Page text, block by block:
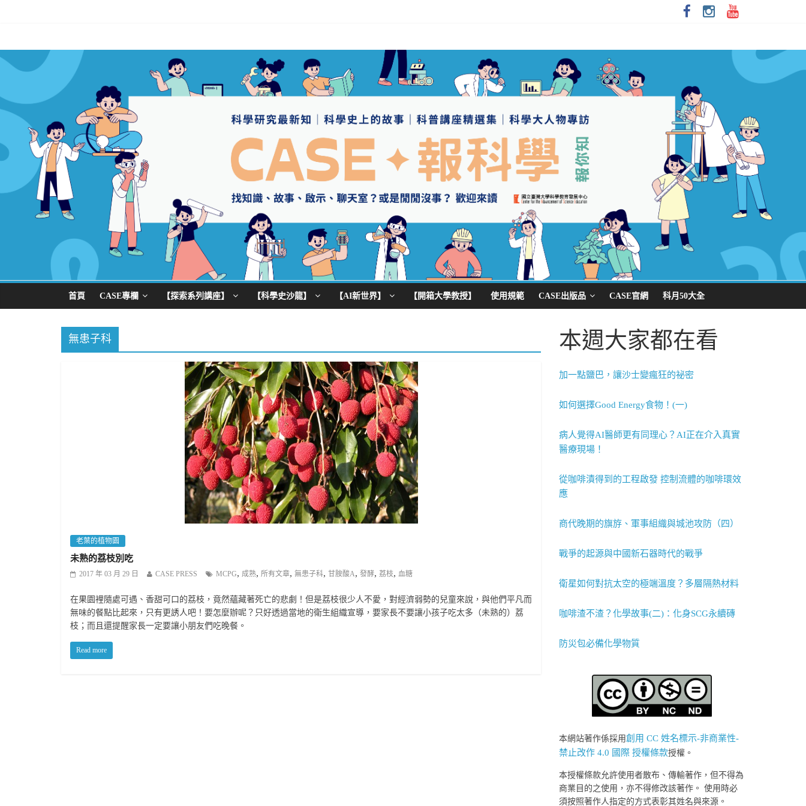
首頁 CASE專欄 【探索系列講座】 【科學史沙龍】 【AI新世界】 【開箱大學教授】 使用規範 CASE出版品 CASE官網 科月50大全
無患子科
老葉的植物園
未熟的荔枝別吃
2017 年 03 月 29 日 CASE PRESS MCPG, 成熟, 所有文章, 無患子科, 甘胺酸A, 發酵, 荔枝, 血糖
在果園裡隨處可遇、香甜可口的荔枝，竟然蘊藏著死亡的悲劇！但是荔枝很少人不愛，對經濟弱勢的兒童來說，與他們平凡而
無味的餐點比起來，只有更誘人吧！要怎麼辦呢？只好透過當地的衛生組織宣導，要家長不要讓小孩子吃太多（未熟的）荔
枝；而且還提醒家長一定要讓小朋友們吃晚餐。
Read more
本週大家都在看
加一點鹽巴，讓沙士變瘋狂的祕密
如何選擇Good Energy食物！(一)
病人覺得AI醫師更有同理心？AI正在介入真實
醫療現場！
從咖啡漬得到的工程啟發 控制流體的咖啡環效
應
商代晚期的旗斿、軍事組織與城池攻防（四）
戰爭的起源與中國新石器時代的戰爭
衛星如何對抗太空的極端溫度？多層隔熱材料
咖啡渣不渣？化學故事(二)：化身SCG永續磚
防災包必備化學物質
本網站著作係採用創用 CC 姓名標示-非商業性-
禁止改作 4.0 國際 授權條款授權。
本授權條款允許使用者散布、傳輸著作，但不得為
商業目的之使用，亦不得修改該著作。 使用時必
須按照著作人指定的方式表彰其姓名與來源。